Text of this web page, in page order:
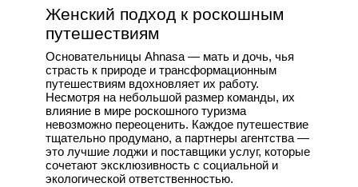
Женский подход к роскошным
путешествиям
Основательницы Ahnasa — мать и дочь, чья
страсть к природе и трансформационным
путешествиям вдохновляет их работу.
Несмотря на небольшой размер команды, их
влияние в мире роскошного туризма
невозможно переоценить. Каждое путешествие
тщательно продумано, а партнеры агентства —
это лучшие лоджи и поставщики услуг, которые
сочетают эксклюзивность с социальной и
экологической ответственностью.